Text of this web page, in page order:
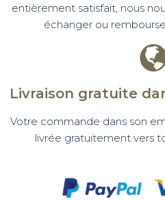
entièrement satisfait, nous
échanger ou
Livraison gratuite
Votre commande dans son
livrée gratuitement vers